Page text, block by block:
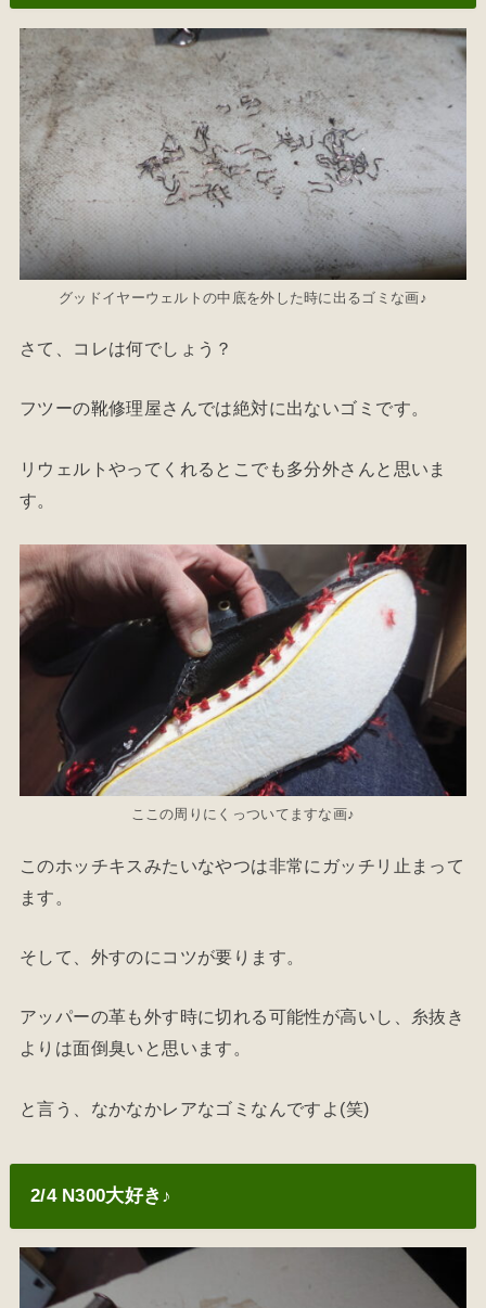
グッドイヤーウェルトの中底を外した時に出るゴミな画♪
さて、コレは何でしょう？
フツーの靴修理屋さんでは絶対に出ないゴミです。
リウェルトやってくれるとこでも多分外さんと思いま
す。
ここの周りにくっついてますな画♪
このホッチキスみたいなやつは非常にガッチリ止まって
ます。
そして、外すのにコツが要ります。
アッパーの革も外す時に切れる可能性が高いし、糸抜き
よりは面倒臭いと思います。
と言う、なかなかレアなゴミなんですよ(笑)
2/4 N300大好き♪